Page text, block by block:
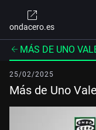
ondacero.es
MÁS DE UNO
25/02/2025
Más de Uno